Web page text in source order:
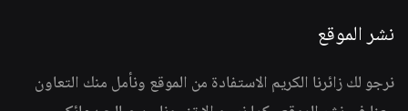
نشر الموقع
نرجو لك زائرنا الكريم الاستفادة من الموقع ونأمل منك التعاون